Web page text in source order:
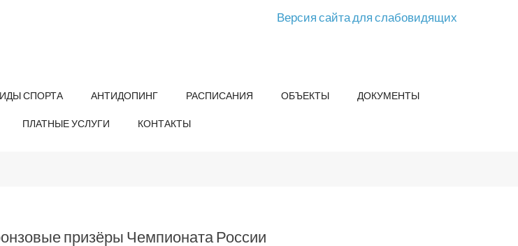
Версия сайта для слабовидящих
СПОРТА АНТИДОПИНГ РАСПИСАНИЯ ОБЪЕКТЫ ДОКУМЕНТЫ
ПЛАТНЫЕ УСЛУГИ КОНТАКТЫ
призёры Чемпионата России